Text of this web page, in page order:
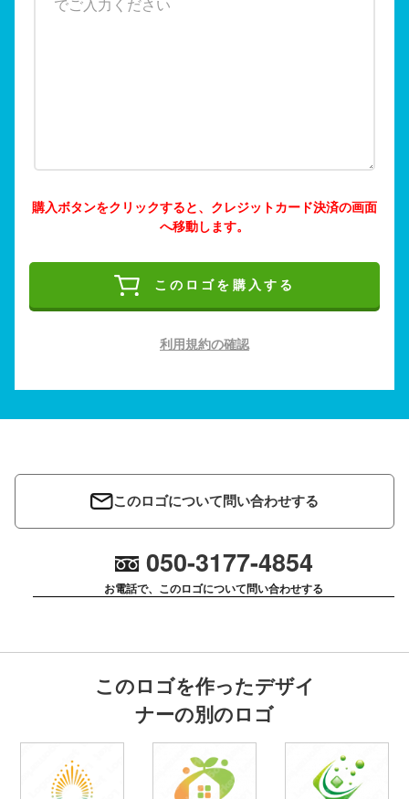
購入ボタンをクリックすると、クレジットカード決済の画面
へ移動します。
このロゴを購入する
利用規約の確認
このロゴについて問い合わせする
050-3177-4854
お電話で、このロゴについて問い合わせする
このロゴを作ったデザイ
ナーの別のロゴ